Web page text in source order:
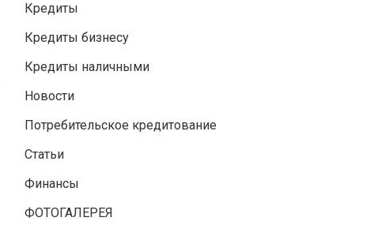
Кредиты
Кредиты бизнесу
Кредиты наличными
Новости
Потребительское кредитование
Статьи
Финансы
ФОТОГАЛЕРЕЯ